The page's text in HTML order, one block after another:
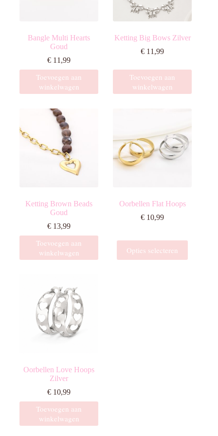
Bangle Multi Hearts
Goud
€ 11,99
Toevoegen aan
winkelwagen
Ketting Big Bows Zilver
€ 11,99
Toevoegen aan
winkelwagen
Ketting Brown Beads
Goud
€ 13,99
Toevoegen aan
winkelwagen
Oorbellen Flat Hoops
€ 10,99
Opties selecteren
product
heeft
Oorbellen Love Hoops
Zilver
€ 10,99
Toevoegen aan
winkelwagen